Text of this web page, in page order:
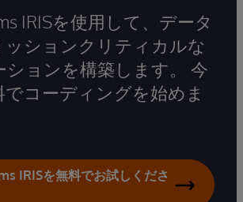
IRISを使用して、データ
ッションクリティカルな
ションを構築します。 今
でコーディングを始めま
IRISを無料でお試しくださ